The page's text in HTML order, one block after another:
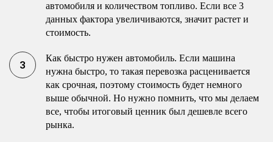
автомобиля и количеством топливо. Если все 3
данных фактора увеличиваются, значит растет и
стоимость.
Как быстро нужен автомобиль. Если машина
нужна быстро, то такая перевозка расценивается
как срочная, поэтому стоимость будет немного
выше обычной. Но нужно помнить, что мы делаем
все, чтобы итоговый ценник был дешевле всего
рынка.